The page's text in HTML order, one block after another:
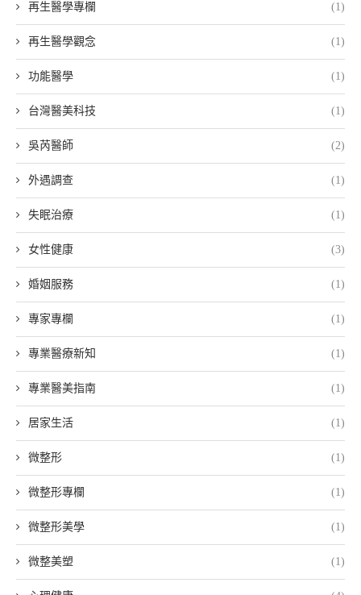
再生醫學專欄 (1)
再生醫學觀念 (1)
功能醫學 (1)
台灣醫美科技 (1)
吳芮醫師 (2)
外遇調查 (1)
失眠治療 (1)
女性健康 (3)
婚姻服務 (1)
專家專欄 (1)
專業醫療新知 (1)
專業醫美指南 (1)
居家生活 (1)
微整形 (1)
微整形專欄 (1)
微整形美學 (1)
微整美塑 (1)